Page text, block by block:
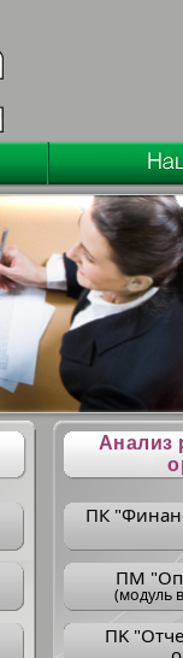
Анализ
ПК
ПM
(модуль
ПK